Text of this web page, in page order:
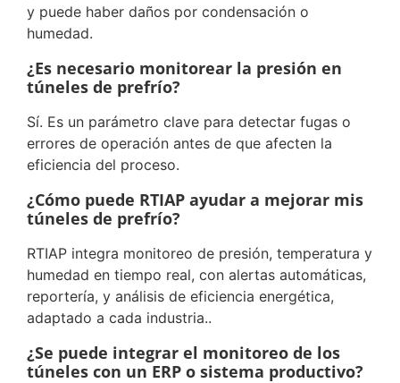
y puede haber daños por condensación o
humedad.
¿Es necesario monitorear la presión en
túneles de prefrío?
Sí. Es un parámetro clave para detectar fugas o
errores de operación antes de que afecten la
eficiencia del proceso.
¿Cómo puede RTIAP ayudar a mejorar mis
túneles de prefrío?
RTIAP integra monitoreo de presión, temperatura y
humedad en tiempo real, con alertas automáticas,
reportería, y análisis de eficiencia energética,
adaptado a cada industria..
¿Se puede integrar el monitoreo de los
túneles con un ERP o sistema productivo?